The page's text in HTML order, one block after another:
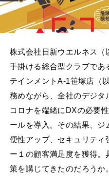
株式会社日新ウエルネス（
手掛ける総合型クラブであ
テインメントA-1笹塚店（
務めながら、全社のデジタ
コロナを端緒にDXの必要
ールを導入。その結果、ジ
便性アップ、セキュリテ
ー１の顧客満足度を獲得
策を講じてきたのだろうか